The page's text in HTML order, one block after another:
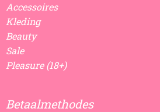
Accessoires
Kleding
Beauty
Sale
Pleasure (18+)
Betaalmethodes